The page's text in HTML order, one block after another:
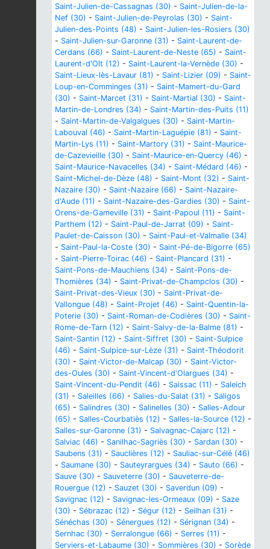
Saint-Julien-de-Cassagnas (30) - Saint-Julien-de-la-
Nef (30) - Saint-Julien-de-Peyrolas (30) - Saint-
Julien-des-Points (48) - Saint-Julien-les-Rosiers (30)
- Saint-Julien-sur-Garonne (31) - Saint-Laurent-de-
Cerdans (66) - Saint-Laurent-de-Neste (65) - Saint-
Laurent-d'Olt (12) - Saint-Laurent-la-Vernède (30) -
Saint-Lieux-lès-Lavaur (81) - Saint-Lizier (09) - Saint-
Loup-en-Comminges (31) - Saint-Mamert-du-Gard
(30) - Saint-Marcet (31) - Saint-Martial (30) - Saint-
Martin-de-Londres (34) - Saint-Martin-des-Puits (11)
- Saint-Martin-de-Valgalgues (30) - Saint-Martin-
Labouval (46) - Saint-Martin-Laguépie (81) - Saint-
Martin-Lys (11) - Saint-Martory (31) - Saint-Maurice-
de-Cazevieille (30) - Saint-Maurice-en-Quercy (46) -
Saint-Maurice-Navacelles (34) - Saint-Médard (46) -
Saint-Michel-de-Dèze (48) - Saint-Mont (32) - Saint-
Nazaire (30) - Saint-Nazaire (66) - Saint-Nazaire-
d'Aude (11) - Saint-Nazaire-des-Gardies (30) - Saint-
Orens-de-Gameville (31) - Saint-Papoul (11) - Saint-
Parthem (12) - Saint-Paul-de-Jarrat (09) - Saint-
Paulet-de-Caisson (30) - Saint-Paul-et-Valmalle (34)
- Saint-Paul-la-Coste (30) - Saint-Pé-de-Bigorre (65)
- Saint-Pierre-Toirac (46) - Saint-Plancard (31) -
Saint-Pons-de-Mauchiens (34) - Saint-Pons-de-
Thomières (34) - Saint-Privat-de-Champclos (30) -
Saint-Privat-des-Vieux (30) - Saint-Privat-de-
Vallongue (48) - Saint-Projet (46) - Saint-Quentin-la-
Poterie (30) - Saint-Roman-de-Codières (30) - Saint-
Rome-de-Tarn (12) - Saint-Salvy-de-la-Balme (81) -
Saint-Santin (12) - Saint-Siffret (30) - Saint-Sulpice
(46) - Saint-Sulpice-sur-Lèze (31) - Saint-Théodorit
(30) - Saint-Victor-de-Malcap (30) - Saint-Victor-
des-Oules (30) - Saint-Vincent-d'Olargues (34) -
Saint-Vincent-du-Pendit (46) - Saissac (11) - Saleich
(31) - Saleilles (66) - Salies-du-Salat (31) - Saligos
(65) - Salindres (30) - Salinelles (30) - Salles-Adour
(65) - Salles-Courbatiès (12) - Salles-la-Source (12) -
Salles-sur-Garonne (31) - Salvagnac-Cajarc (12) -
Salviac (46) - Sanilhac-Sagriès (30) - Sardan (30) -
Saubens (31) - Sauclières (12) - Sauliac-sur-Célé (46)
- Saumane (30) - Sauteyrargues (34) - Sauto (66) -
Sauve (30) - Sauveterre (30) - Sauveterre-de-
Rouergue (12) - Sauzet (30) - Saverdun (09) -
Savignac (12) - Savignac-les-Ormeaux (09) - Saze
(30) - Sébrazac (12) - Ségur (12) - Seilhan (31) -
Sénéchas (30) - Sénergues (12) - Sérignan (34) -
Sernhac (30) - Serralongue (66) - Serres (11) -
Serviers-et-Labaume (30) - Sommières (30) - Sorède